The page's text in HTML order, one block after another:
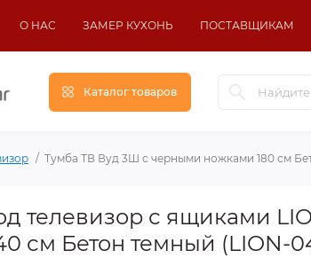
О НАС ЗАМЕР КУХОНЬ ПОСТАВЩИКАМ
Каталог товаров
Тумба ТВ Вуд 3Ш с черными ножками 180 см
телевизор с ящиками
см Бетон темный (LION-